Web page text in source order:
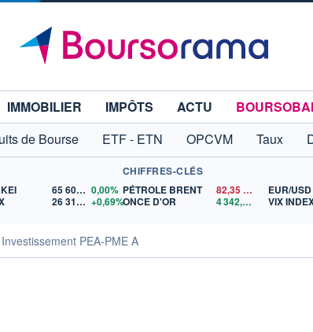
IMMOBILIER IMPÔTS ACTU
de Bourse ETF - ETN OPCVM Taux
65 606,71 0,00%
26 319,45 +0,69%
CHIFFRES-CLÉS
PÉTROLE BRENT
82,35$US
ONCE D'OR
4 342,26 $US
EUR/USD
VIX
PEA-PME A